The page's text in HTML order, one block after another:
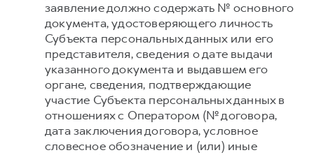
заявление должно содержать № основного
документа, удостоверяющего личность
Субъекта персональных данных или его
представителя, сведения о дате выдачи
указанного документа и выдавшем его
органе, сведения, подтверждающие
участие Субъекта персональных данных в
отношениях с Оператором (№ договора,
дата заключения договора, условное
словесное обозначение и (или) иные